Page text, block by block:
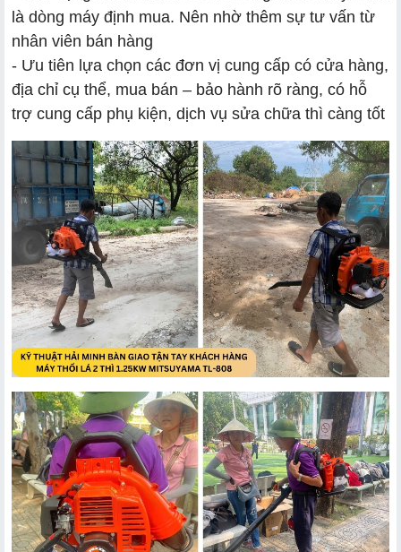
là dòng máy định mua. Nên nhờ thêm sự tư vấn từ
nhân viên bán hàng
- Ưu tiên lựa chọn các đơn vị cung cấp có cửa hàng,
địa chỉ cụ thể, mua bán – bảo hành rõ ràng, có hỗ
trợ cung cấp phụ kiện, dịch vụ sửa chữa thì càng tốt